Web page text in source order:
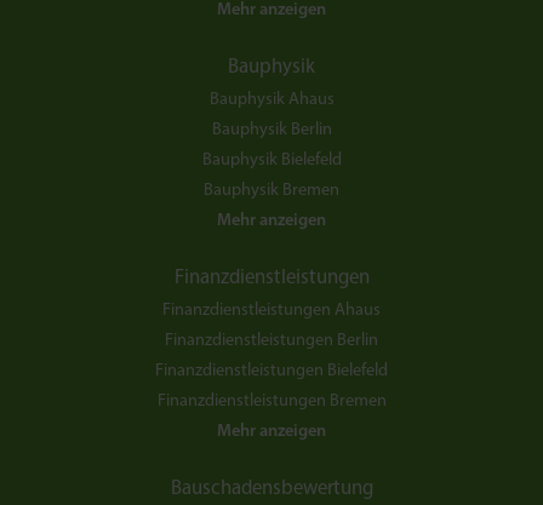
Mehr anzeigen
Bauphysik
Bauphysik Ahaus
Bauphysik Berlin
Bauphysik Bielefeld
Bauphysik Bremen
Mehr anzeigen
Finanzdienstleistungen
Finanzdienstleistungen Ahaus
Finanzdienstleistungen Berlin
Finanzdienstleistungen Bielefeld
Finanzdienstleistungen Bremen
Mehr anzeigen
Bauschadensbewertung